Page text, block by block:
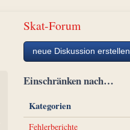
Skat-Forum
neue Diskussion erstellen
Einschränken nach…
Kategorien
Fehlerberichte